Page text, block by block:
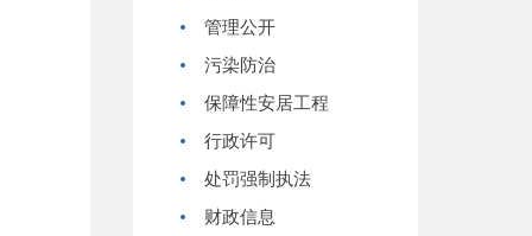
管理公开
污染防治
保障性安居工程
行政许可
处罚强制执法
财政信息